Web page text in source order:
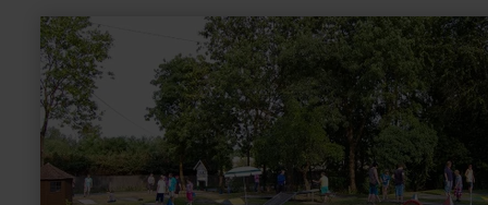
meer
informatie
over:
Minigolfplatz
am
HANSA
Hotel